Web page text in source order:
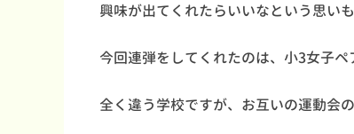
興味が出てくれたらいいなという思い
今回連弾をしてくれたのは、小3女子ペ
全く違う学校ですが、お互いの運動会